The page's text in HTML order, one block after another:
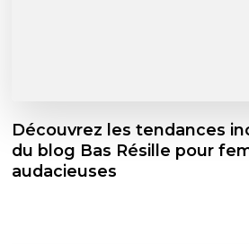
Découvrez les tendances
du blog Bas Résille pour
audacieuses